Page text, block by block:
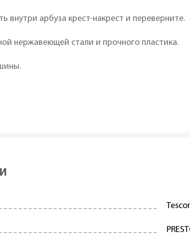
внутри арбуза крест-накрест и переверните.
нержавеющей стали и прочного пластика.